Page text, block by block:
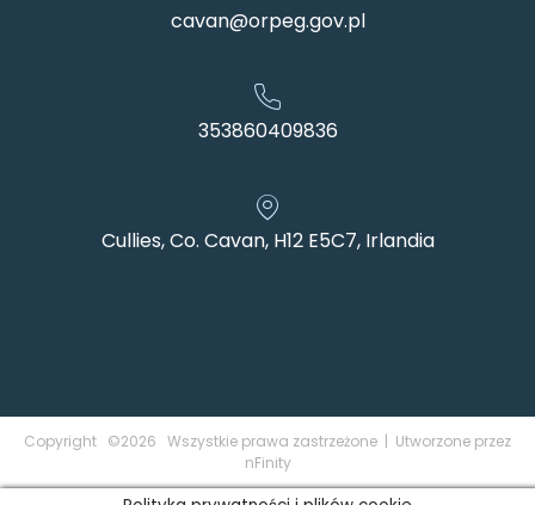
cavan@orpeg.gov.pl
353860409836
Cullies, Co. Cavan, H12 E5C7, Irlandia
Copyright ©2026 Wszystkie prawa zastrzeżone | Utworzone przez
nFinity